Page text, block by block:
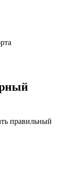
правильный